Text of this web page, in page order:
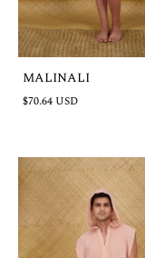
MALINALI
$70.64 USD